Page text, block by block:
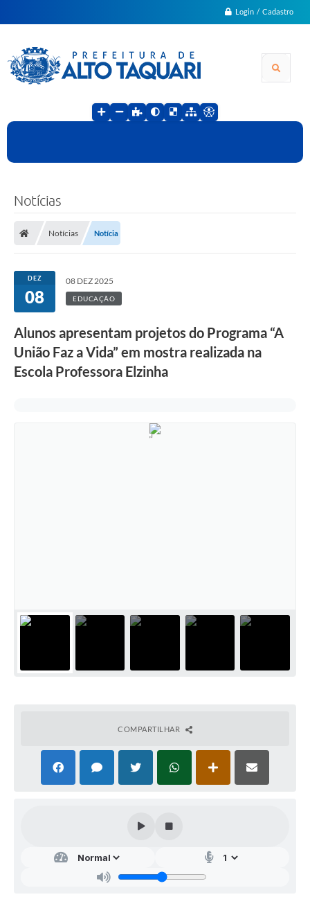
Login / Cadastro
Notícias
Notícias Notícia
DEZ
08
08 DEZ 2025
EDUCAÇÃO
Alunos apresentam projetos do Programa “A
União Faz a Vida” em mostra realizada na
Escola Professora Elzinha
COMPARTILHAR